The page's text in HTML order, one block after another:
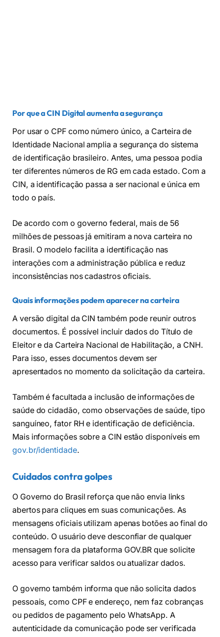
Por que a CIN Digital aumenta a segurança
Por usar o CPF como número único, a Carteira de
Identidade Nacional amplia a segurança do sistema
de identificação brasileiro. Antes, uma pessoa podia
ter diferentes números de RG em cada estado. Com a
CIN, a identificação passa a ser nacional e única em
todo o país.
De acordo com o governo federal, mais de 56
milhões de pessoas já emitiram a nova carteira no
Brasil. O modelo facilita a identificação nas
interações com a administração pública e reduz
inconsistências nos cadastros oficiais.
Quais informações podem aparecer na carteira
A versão digital da CIN também pode reunir outros
documentos. É possível incluir dados do Título de
Eleitor e da Carteira Nacional de Habilitação, a CNH.
Para isso, esses documentos devem ser
apresentados no momento da solicitação da carteira.
Também é facultada a inclusão de informações de
saúde do cidadão, como observações de saúde, tipo
sanguíneo, fator RH e identificação de deficiência.
Mais informações sobre a CIN estão disponíveis em
gov.br/identidade.
Cuidados contra golpes
O Governo do Brasil reforça que não envia links
abertos para cliques em suas comunicações. As
mensagens oficiais utilizam apenas botões ao final do
conteúdo. O usuário deve desconfiar de qualquer
mensagem fora da plataforma GOV.BR que solicite
acesso para verificar saldos ou atualizar dados.
O governo também informa que não solicita dados
pessoais, como CPF e endereço, nem faz cobranças
ou pedidos de pagamento pelo WhatsApp. A
autenticidade da comunicação pode ser verificada